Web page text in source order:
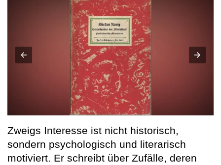
Zweigs Interesse ist nicht historisch,
sondern psychologisch und literarisch
motiviert. Er schreibt über Zufälle, deren